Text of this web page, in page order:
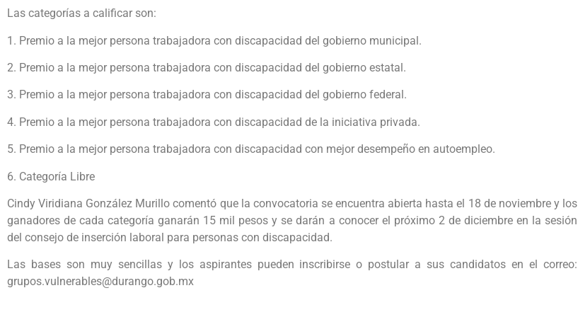
Las categorías a calificar son:
1. Premio a la mejor persona trabajadora con discapacidad del gobierno municipal.
2. Premio a la mejor persona trabajadora con discapacidad del gobierno estatal.
3. Premio a la mejor persona trabajadora con discapacidad del gobierno federal.
4. Premio a la mejor persona trabajadora con discapacidad de la iniciativa privada.
5. Premio a la mejor persona trabajadora con discapacidad con mejor desempeño en autoempleo.
6. Categoría Libre
Cindy Viridiana González Murillo comentó que la convocatoria se encuentra abierta hasta el 18 de noviembre y los
ganadores de cada categoría ganarán 15 mil pesos y se darán a conocer el próximo 2 de diciembre en la sesión
del consejo de inserción laboral para personas con discapacidad.
Las bases son muy sencillas y los aspirantes pueden inscribirse o postular a sus candidatos en el correo:
grupos.vulnerables@durango.gob.mx